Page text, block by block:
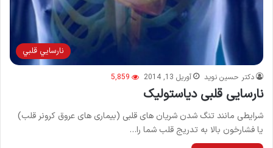
نارسايي قلبي
دکتر حسین نوید آوریل 13, 2014 5,859
نارسایی قلبی دیاستولیک
شرایطی مانند تنگ شدن شریان های قلبی (بیماری های عروق کرونر قلب)
یا فشارخون بالا به تدریج قلب شما را…